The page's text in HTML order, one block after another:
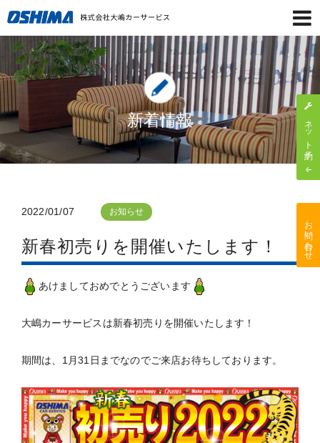
新着情報
2022/01/07 お知らせ
新春初売りを開催いたします！
あけましておめでとうございます
大嶋カーサービスは新春初売りを開催いたします！
期間は、1月31日までなのでご来店お待ちしております。
ネット予約
お問い合わせ